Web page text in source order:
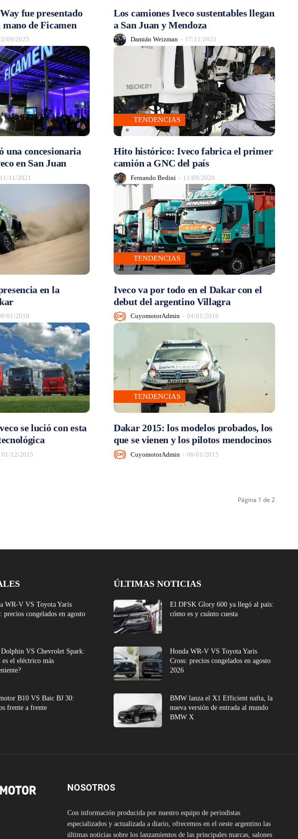
fue presentado
de Ficamen
09/2025
Los camiones Iveco sustentables llegan
a San Juan y Mendoza
Damián Weizman - 17/11/2021
una concesionaria
en San Juan
11/11/2021
TENDENCIAS
Hito histórico: Iveco fabrica el primer
camión a GNC del país
Fernando Bedini - 11/09/2020
en la
01/2018
TENDENCIAS
Iveco va por todo en el Dakar con el
debut del argentino Villagra
CuyomotorAdmin - 04/01/2016
se lució con esta
01/12/2015
TENDENCIAS
Dakar 2015: los modelos probados, los
que se vienen y los pilotos mendocinos
CuyomotorAdmin - 06/01/2015
Página 1 de 2
WR-V VS Toyota Yaris
precios congelados en agosto
VS Chevrolet Spark:
es el eléctrico más
B10 VS Baic BJ 30:
frente a frente
ÚLTIMAS NOTICIAS
El DFSK Glory 600 ya llegó al país:
cómo es y cuánto cuesta
Honda WR-V VS Toyota Yaris
Cross: precios congelados en agosto
2026
BMW lanza el X1 Efficient nafta, la
nueva versión de entrada al mundo
BMW X
NOSOTROS
Con información producida por nuestro equipo de periodistas
especializados y actualizada a diario, ofrecemos en el oeste argentino las
últimas noticias sobre los lanzamientos de las principales marcas, salones